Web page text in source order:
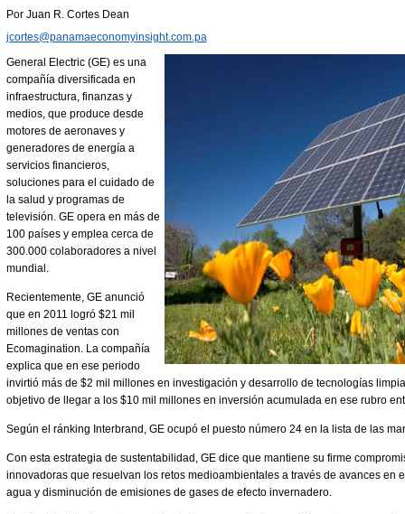
Por Juan R. Cortes Dean
jcortes@panamaeconomyinsight.com.pa
General Electric (GE) es una
compañía diversificada en
infraestructura, finanzas y
medios, que produce desde
motores de aeronaves y
generadores de energía a
servicios financieros,
soluciones para el cuidado de
la salud y programas de
televisión. GE opera en más de
100 países y emplea cerca de
300.000 colaboradores a nivel
mundial.
Recientemente, GE anunció
que en 2011 logró $21 mil
millones de ventas con
Ecomagination. La compañía
explica que en ese periodo
invirtió más de $2 mil millones en investigación y desarrollo de tecnologías
objetivo de llegar a los $10 mil millones en inversión acumulada en ese rubro
Según el ránking Interbrand, GE ocupó el puesto número 24 en la lista de las
Con esta estrategia de sustentabilidad, GE dice que mantiene su firme
innovadoras que resuelvan los retos medioambientales a través de avances en
agua y disminución de emisiones de gases de efecto invernadero.